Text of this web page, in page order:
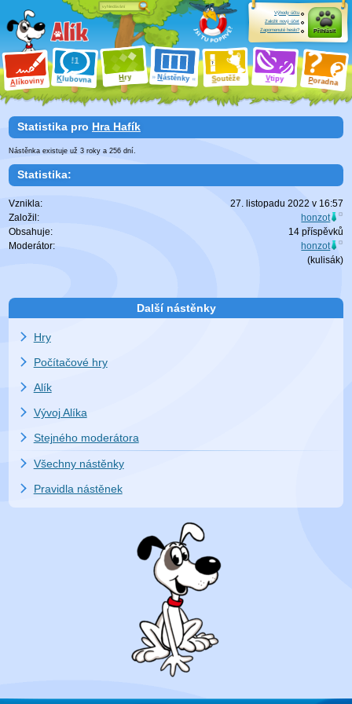
Alíkoviny Klubovna Hry Nástěnky Soutěže Vtipy Poradna
Výhody účtu
Založit nový účet
Zapomenuté heslo?
Přihlásit
Statistika pro Hra Hafík
Nástěnka existuje už3 roky a256 dní.
Statistika:
Vznikla:
27. listopadu 2022 v 16:57
Založil:
honzot
Obsahuje:
14 příspěvků
Moderátor:
honzot
(kulisák)
Další nástěnky
Hry
Počítačové hry
Alík
Vývoj Alíka
Stejného moderátora
Všechny nástěnky
Pravidla nástěnek